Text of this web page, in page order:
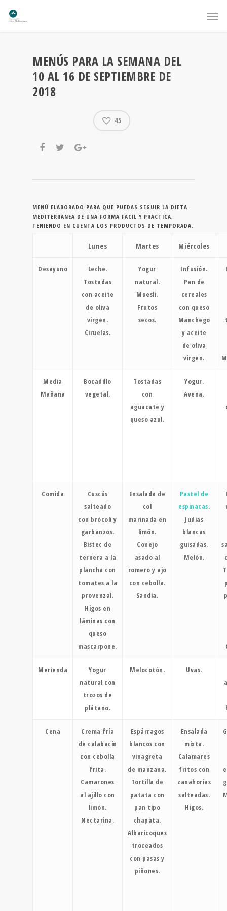
MENÚS PARA LA SEMANA DEL
10 AL 16 DE SEPTIEMBRE DE
2018
45
MENÚ ELABORADO PARA QUE PUEDAS SEGUIR LA DIETA
MEDITERRÁNEA DE UNA FORMA FÁCIL Y PRÁCTICA,
TENIENDO EN CUENTA LOS PRODUCTOS DE TEMPORADA.
Lunes Martes Miércoles
Desayuno
Leche.
Tostadas
con aceite
de oliva
virgen.
Ciruelas.
Yogur
natural.
Muesli.
Frutos
secos.
Infusión.
Pan de
cereales
con queso
Manchego
y aceite
de oliva
virgen.
Media
Mañana
Bocadillo
vegetal.
Tostadas
con
aguacate y
queso azul.
Yogur.
Avena.
Comida
Cuscús
salteado
con brócoli y
garbanzos.
Bistec de
ternera a la
plancha con
tomates a la
provenzal.
Higos en
láminas con
queso
mascarpone.
Ensalada de
col
marinada en
limón.
Conejo
asado al
romero y ajo
con cebolla.
Sandía.
Pastel de
espinacas.
Judías
blancas
guisadas.
Melón.
Merienda
Yogur
natural con
trozos de
plátano.
Melocotón.
Uvas.
Cena
Crema fría
de calabacín
con cebolla
frita.
Camarones
al ajillo con
limón.
Nectarina.
Espárragos
blancos con
vinagreta
de manzana.
Tortilla de
patata con
pan tipo
chapata.
Albaricoques
troceados
con pasas y
piñones.
Ensalada
mixta.
Calamares
fritos con
zanahorias
salteadas.
Higos.